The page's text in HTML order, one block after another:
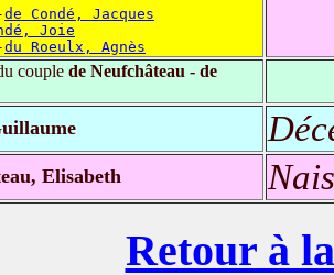
de Condé, Jacques
Joie
du Roeulx, Agnès
couple de Neufchâteau - de
Elisabeth
Retour à